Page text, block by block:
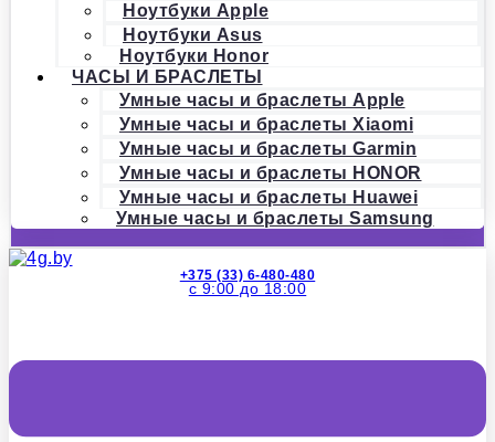
Ноутбуки Apple
Ноутбуки Asus
Ноутбуки Honor
ЧАСЫ И БРАСЛЕТЫ
Умные часы и браслеты Apple
Умные часы и браслеты Xiaomi
Умные часы и браслеты Garmin
Умные часы и браслеты HONOR
Умные часы и браслеты Huawei
Умные часы и браслеты Samsung
+375 (33) 6-480-480
с 9:00 до 18:00